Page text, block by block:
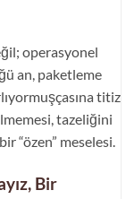
operasyonel
an, paketleme
titiz
tazeliğini
“özen” meselesi.
Bir